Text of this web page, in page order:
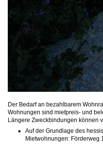
Der Bedarf an bezahlbarem
Wohnungen sind mietpreis- und
Längere Zweckbindungen können
Auf der Grundlage des
Mietwohnungen: Förderweg